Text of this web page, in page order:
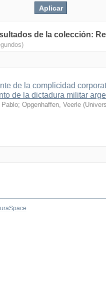
de la colección:
de la complicidad
de la dictadura militar
; Opgenhaffen, Veerle (